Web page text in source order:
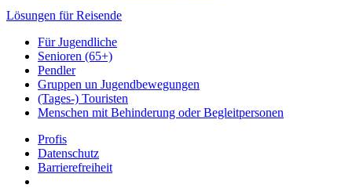
Lösungen für Reisende
Für Jugendliche
Senioren (65+)
Pendler
Gruppen un Jugendbewegungen
(Tages-) Touristen
Menschen mit Behinderung oder Begleitpersonen
Profis
Datenschutz
Barrierefreiheit